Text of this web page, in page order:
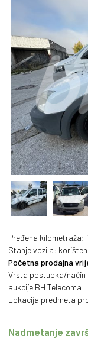
PREVIOUS
Pređena kilometraža:
Stanje vozila:
Početna prodajna
Vrsta postupka/način
aukcije BH Telecoma
Lokacija predmeta
Nadmetanje